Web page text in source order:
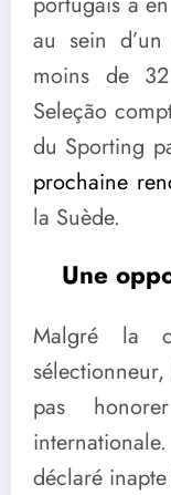
au sein
moins de
Seleção
du Sporting
prochaine
la Suède.
Une
Malgré la
sélectionneur,
pas
déclaré